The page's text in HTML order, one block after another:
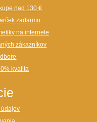
nad 130 €
zadarmo
na internete
zákazníkov
kvalita
údajov